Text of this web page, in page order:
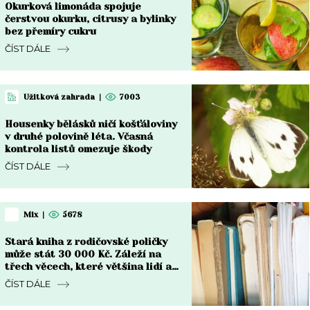
Okurková limonáda spojuje
čerstvou okurku, citrusy a bylinky
bez přemíry cukru
ČÍST DÁLE
Užitková zahrada | 7003
Housenky bělásků ničí košťáloviny
v druhé polovině léta. Včasná
kontrola listů omezuje škody
ČÍST DÁLE
Mix | 5678
Stará kniha z rodičovské poličky
může stát 30 000 Kč. Záleží na
třech věcech, které většina lidí ani
nekontroluje
ČÍST DÁLE